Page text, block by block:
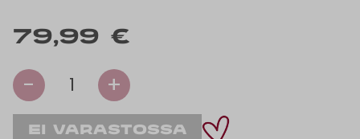
79,99 €
- 1 +